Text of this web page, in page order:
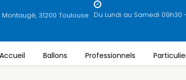
31200 Toulouse Du Lundi au Samedi 09h30
Accueil Ballons Professionnels